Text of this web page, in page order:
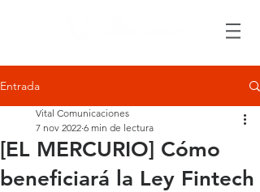
Entrada
[EL MERCURIO] Cómo
beneficiará la Ley Fintech
Vital Comunicaciones
7 nov 2022 6 min de lectura